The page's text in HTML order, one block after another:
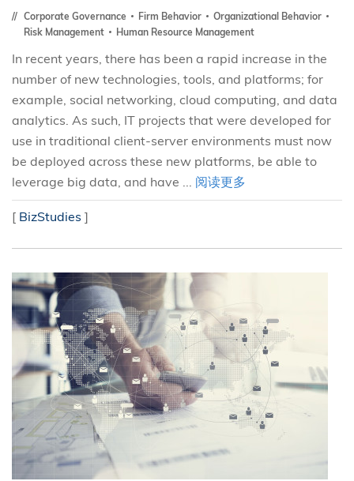
Corporate Governance Firm Behavior
Organizational Behavior
Risk Management
Human Resource Management
In recent years, there has been a rapid increase in the
number of new technologies, tools, and platforms; for
example, social networking, cloud computing, and data
analytics. As such, IT projects that were developed for
use in traditional client-server environments must now
be deployed across these new platforms, be able to
leverage big data, and have ... 阅读更多
[ BizStudies ]